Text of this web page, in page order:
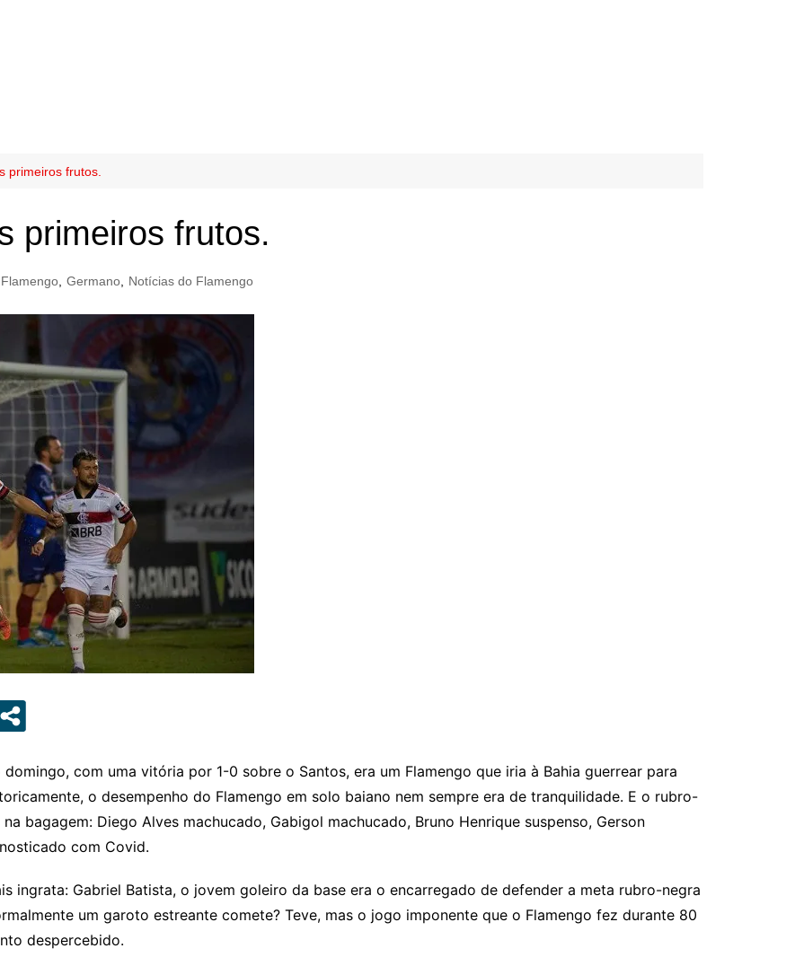
primeiros frutos.
primeiros frutos.
Flamengo Germano Notícias do Flamengo
com uma vitória por 1-0 sobre o Santos, era um Flamengo que iria à Bahia guerrear para
o desempenho do Flamengo em solo baiano nem sempre era de tranquilidade. E o rubro-
bagagem: Diego Alves machucado, Gabigol machucado, Bruno Henrique suspenso, Gerson
com Covid.
ingrata: Gabriel Batista, o jovem goleiro da base era o encarregado de defender a meta rubro-negra
um garoto estreante comete? Teve, mas o jogo imponente que o Flamengo fez durante 80
despercebido.